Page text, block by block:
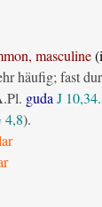
masculine
häufig; fast
guda J
4,8).